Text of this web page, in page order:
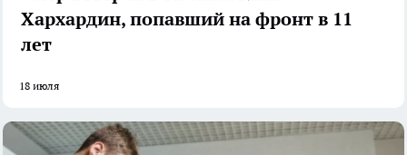
Хархардин, попавший на фронт в 11
лет
18 июля